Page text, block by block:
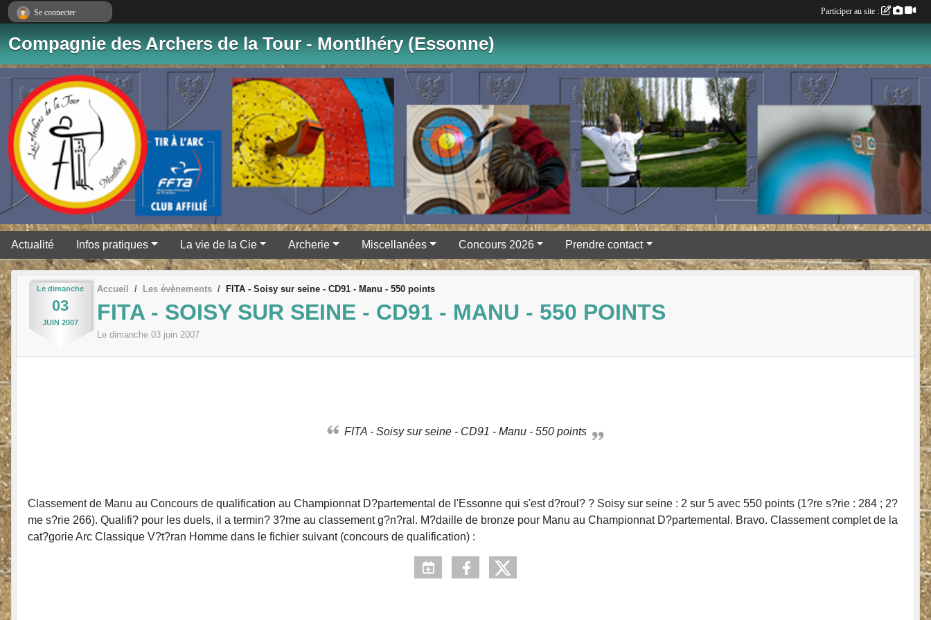
Compagnie des Archers de la Tour - Montlhéry (Essonne)
Actualité Infos pratiques La vie de la Cie Archerie Miscellanées Concours 2026 Prendre contact
Le dimanche
03
JUIN 2007
Accueil Les évènements FITA - Soisy sur seine - CD91 - Manu - 550 points
FITA - SOISY SUR SEINE - CD91 - MANU - 550 POINTS
Le dimanche 03 juin 2007
FITA - Soisy sur seine - CD91 - Manu - 550 points
Classement de Manu au Concours de qualification au Championnat D?partemental de l'Essonne qui s'est d?roul? ? Soisy sur seine : 2 sur 5 avec 550 points (1?re s?rie : 284 ; 2?
me s?rie 266). Qualifi? pour les duels, il a termin? 3?me au classement g?n?ral. M?daille de bronze pour Manu au Championnat D?partemental. Bravo. Classement complet de la
cat?gorie Arc Classique V?t?ran Homme dans le fichier suivant (concours de qualification) :
Se connecter Participer au site :
Panneau de gestion des cookies